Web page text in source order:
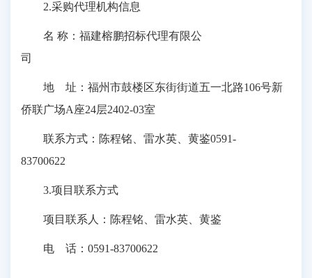
2.采购代理机构信息
名 称：福建榕鹏招标代理有限公
司
地 址：福州市鼓楼区东街街道五一北路106号新
侨联广场A座24层2402-03室
联系方式：陈程铭、雷水英、黄鉴0591-
83700622
3.项目联系方式
项目联系人：陈程铭、雷水英、黄鉴
电 话：0591-83700622